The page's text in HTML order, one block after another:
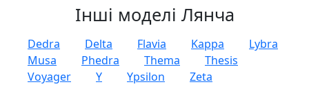
Інші моделі Лянча
Dedra Delta Flavia Kappa
Lybra
Musa
Phedra Thema
Thesis
Voyager
Y Ypsilon Zeta